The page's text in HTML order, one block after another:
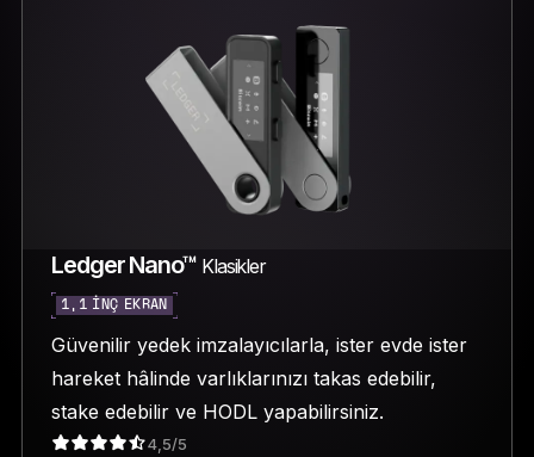
Ledger Nano™ Klasikler
1,1 INÇ EKRAN
Güvenilir yedek imzalayıcılarla, ister evde ister
hareket hâlinde varlıklarınızı takas edebilir,
stake edebilir ve HODL yapabilirsiniz.
4,5/5